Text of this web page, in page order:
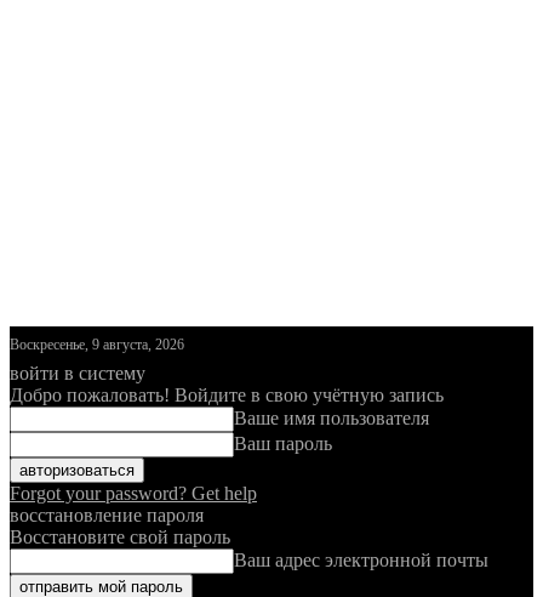
Воскресенье, 9 августа, 2026
войти в систему
Добро пожаловать! Войдите в свою учётную запись
Ваше имя пользователя
Ваш пароль
Forgot your password? Get help
восстановление пароля
Восстановите свой пароль
Ваш адрес электронной почты